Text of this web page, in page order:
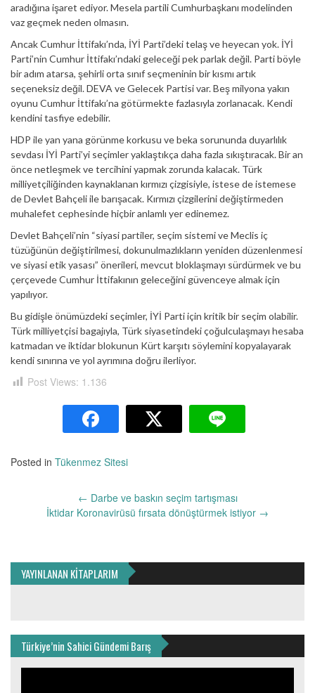
aradığına işaret ediyor. Mesela partili Cumhurbaşkanı modelinden
vaz geçmek neden olmasın.
Ancak Cumhur İttifakı’nda, İYİ Parti’deki telaş ve heyecan yok. İYİ
Parti’nin Cumhur İttifakı’ndaki geleceği pek parlak değil. Parti böyle
bir adım atarsa, şehirli orta sınıf seçmeninin bir kısmı artık
seçeneksiz değil. DEVA ve Gelecek Partisi var. Beş milyona yakın
oyunu Cumhur İttifakı’na götürmekte fazlasıyla zorlanacak. Kendi
kendini tasfiye edebilir.
HDP ile yan yana görünme korkusu ve beka sorununda duyarlılık
sevdası İYİ Parti’yi seçimler yaklaştıkça daha fazla sıkıştıracak. Bir an
önce netleşmek ve tercihini yapmak zorunda kalacak. Türk
milliyetçiliğinden kaynaklanan kırmızı çizgisiyle, istese de istemese
de Devlet Bahçeli ile barışacak. Kırmızı çizgilerini değiştirmeden
muhalefet cephesinde hiçbir anlamlı yer edinemez.
Devlet Bahçeli’nin “siyasi partiler, seçim sistemi ve Meclis iç
tüzüğünün değiştirilmesi, dokunulmazlıkların yeniden düzenlenmesi
ve siyasi etik yasası” önerileri, mevcut bloklaşmayı sürdürmek ve bu
çerçevede Cumhur İttifakının geleceğini güvenceye almak için
yapılıyor.
Bu gidişle önümüzdeki seçimler, İYİ Parti için kritik bir seçim olabilir.
Türk milliyetçisi bagajıyla, Türk siyasetindeki çoğulculaşmayı hesaba
katmadan ve iktidar blokunun Kürt karşıtı söylemini kopyalayarak
kendi sınırına ve yol ayrımına doğru ilerliyor.
Post Views: 1.136
Posted in Tükenmez Sitesi
dolaşımı
← Darbe ve baskın seçim tartışması
İktidar Koronavirüsü fırsata dönüştürmek istiyor →
YAYINLANAN KİTAPLARIM
Türkiye’nin Sahici Gündemi Barış